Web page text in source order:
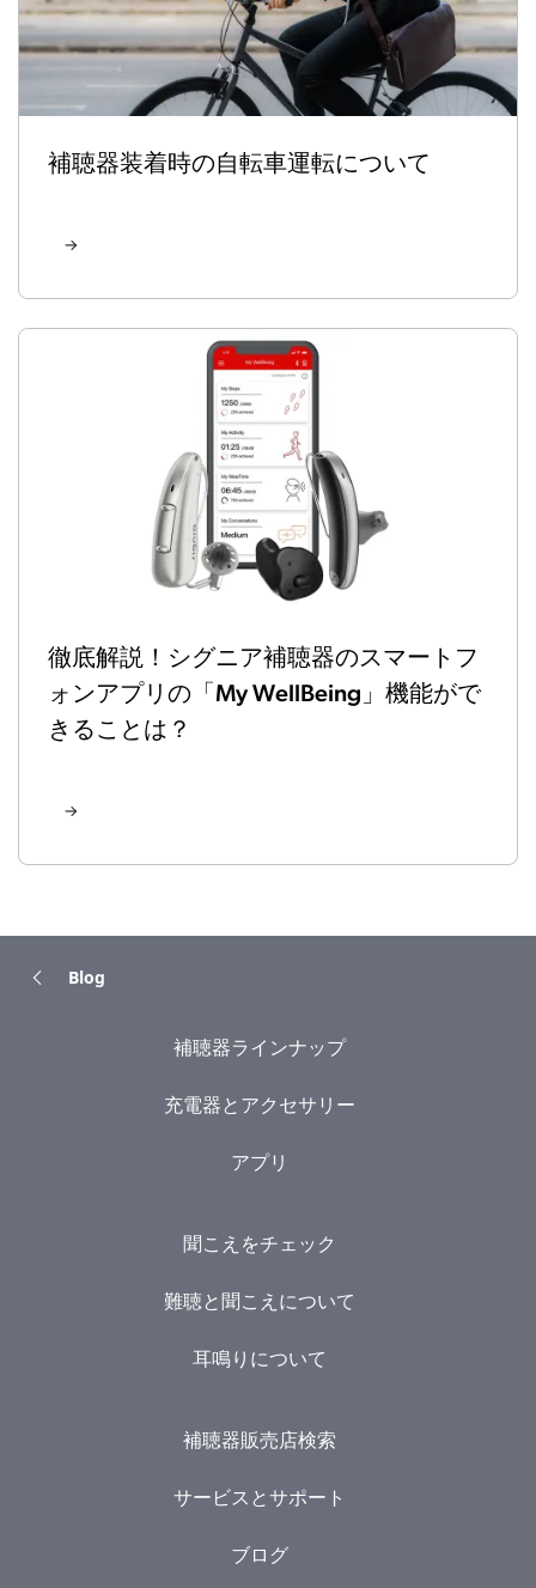
補聴器装着時の自転車運転について
徹底解説！シグニア補聴器のスマートフ
ォンアプリの「My WellBeing」機能がで
きることは？
Blog
補聴器ラインナップ
充電器とアクセサリー
アプリ
聞こえをチェック
難聴と聞こえについて
耳鳴りについて
補聴器販売店検索
サービスとサポート
ブログ